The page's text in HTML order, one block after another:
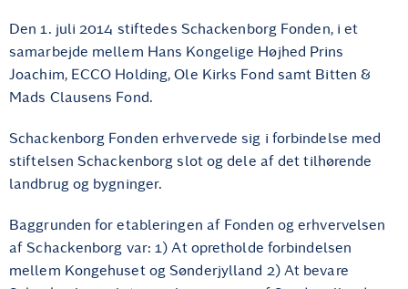
Den 1. juli 2014 stiftedes Schackenborg Fonden, i et
samarbejde mellem Hans Kongelige Højhed Prins
Joachim, ECCO Holding, Ole Kirks Fond samt Bitten &
Mads Clausens Fond.
Schackenborg Fonden erhvervede sig i forbindelse med
stiftelsen Schackenborg slot og dele af det tilhørende
landbrug og bygninger.
Baggrunden for etableringen af Fonden og erhvervelsen
af Schackenborg var: 1) At opretholde forbindelsen
mellem Kongehuset og Sønderjylland 2) At bevare